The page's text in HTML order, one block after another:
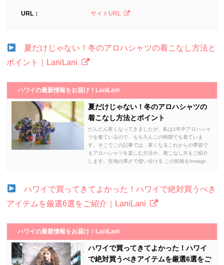
URL： サイトURL
夏だけじゃない！冬のアロハシャツの着こなし方法と
ポイント｜LaniLani
ハワイの最新情報をお届け！LaniLani
夏だけじゃない！冬のアロハシャツの
着こなし方法とポイント
だんだん寒くなってきましたが、私は1年中アロハシャ
ツを着ているので、もちろんこの時期でも着ていま
す。そこでこの記事では、寒くなるこれからの季節で
もアロハシャツを楽しむ方法や、着こなし方をご紹介
します。生地の厚さで使い分ける この投稿をInstagr...
ハワイで買ってきてよかった！ハワイで絶対買うべき
アイテムを厳選6選をご紹介｜LaniLani
ハワイの最新情報をお届け！LaniLani
ハワイで買ってきてよかった！ハワイ
で絶対買うべきアイテムを厳選6選をご